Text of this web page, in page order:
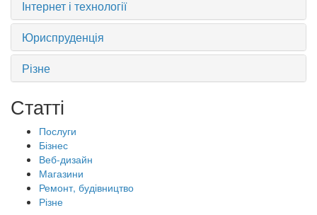
Інтернет і технології
Юриспруденція
Різне
Статті
Послуги
Бізнес
Веб-дизайн
Магазини
Ремонт, будівництво
Різне